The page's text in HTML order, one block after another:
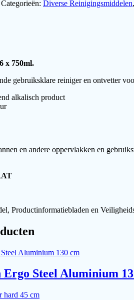
Categorieën: Diverse Reinigingsmiddelen,
x 750ml.
gebruiksklare reiniger en ontvetter
alkalisch product
en andere oppervlakken en
Productinformatiebladen en
Ergo Steel Aluminium